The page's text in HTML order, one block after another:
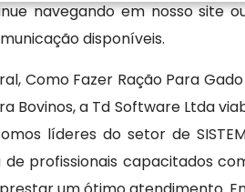
navegando em nosso site
disponíveis.
Como Fazer Ração Para
Bovinos, a Td Software Ltda
líderes do setor de
de profissionais capacitados